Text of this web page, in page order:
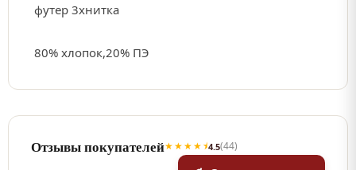
футер 3хнитка
80% хлопок,20% ПЭ
Отзывы покупателей★★★★⯨4.5(44)